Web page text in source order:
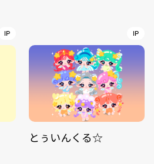
IP IP
とぅいんくる☆